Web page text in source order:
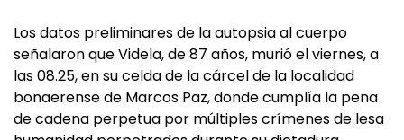
Los datos preliminares de la autopsia al cuerpo
señalaron que Videla, de 87 años, murió el viernes, a
las 08.25, en su celda de la cárcel de la localidad
bonaerense de Marcos Paz, donde cumplía la pena
de cadena perpetua por múltiples crímenes de lesa